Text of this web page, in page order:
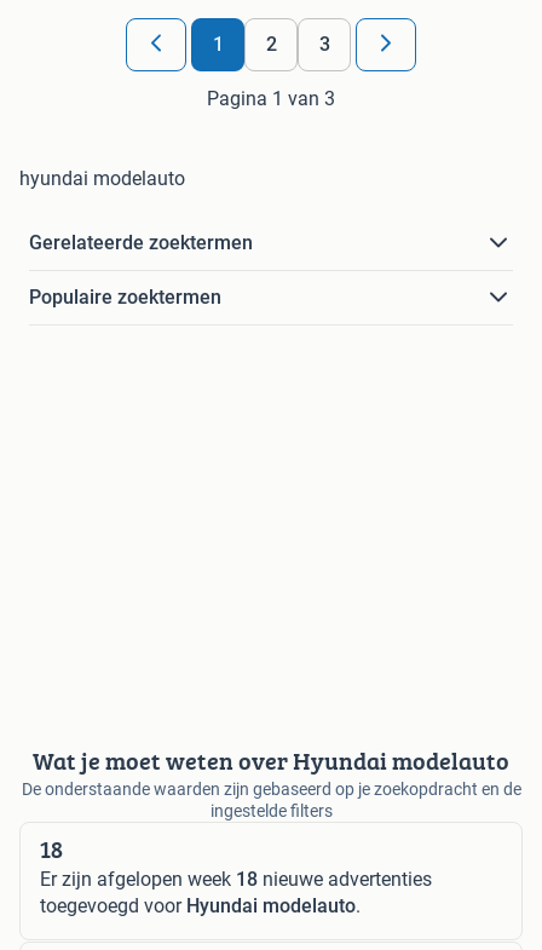
1 2 3
Pagina 1 van 3
hyundai modelauto
Gerelateerde zoektermen
Populaire zoektermen
Wat je moet weten over Hyundai modelauto
De onderstaande waarden zijn gebaseerd op je zoekopdracht en de
ingestelde filters
18
Er zijn afgelopen week 18 nieuwe advertenties
toegevoegd voor Hyundai modelauto.